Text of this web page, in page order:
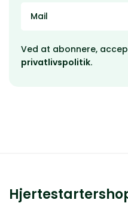
Ved at abonnere,
privatlivspolitik.